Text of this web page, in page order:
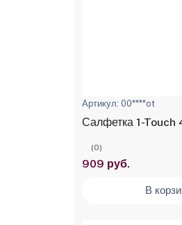
Артикул: 00****ot
Салфетка 1-Touch
(0)
909 руб.
В